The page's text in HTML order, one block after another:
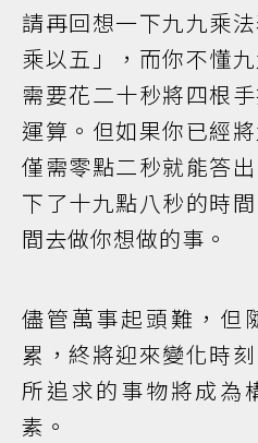
請再回想一下九九乘
乘以五」，而你不懂
需要花二十秒將四根
運算。但如果你已經
僅需零點二秒就能答
下了十九點八秒的時
間去做你想做的事。
儘管萬事起頭難，但
累，終將迎來變化時
所追求的事物將成為
素。